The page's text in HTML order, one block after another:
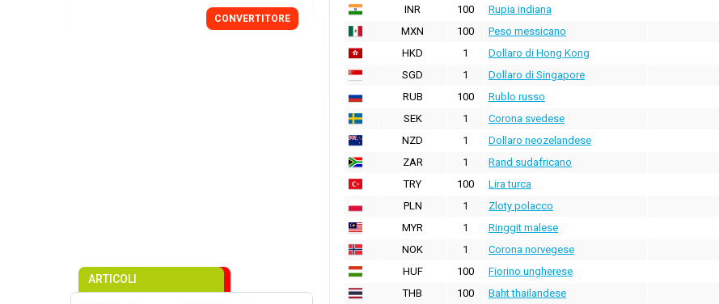
INR
100 Rupia indiana
MXN
100 Peso messicano
HKD
1 Dollaro di Hong Kong
SGD
1 Dollaro di Singapore
RUB
100 Rublo russo
SEK
1 Corona svedese
NZD
1 Dollaro neozelandese
ZAR
1 Rand sudafricano
TRY
100 Lira turca
PLN
1 Zloty polacco
MYR
1 Ringgit malese
NOK
1 Corona norvegese
HUF
100 Fiorino ungherese
THB
100 Baht thailandese
CONVERTITORE
ARTICOLI